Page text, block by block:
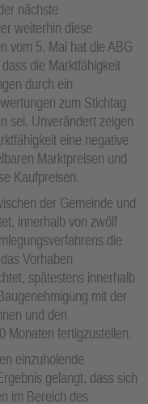
nächste
weiterhin diese
vom 5. Mai hat die ABG
die Marktfähigkeit
durch ein
zum Stichtag
sei. Unverändert zeigen
eine negative
Marktpreisen und
Kaufpreisen.
der Gemeinde und
innerhalb von zwölf
die
Vorhaben
spätestens innerhalb
mit der
und den
Monaten fertigzustellen.
einzuholende
gelangt, dass sich
im Bereich des